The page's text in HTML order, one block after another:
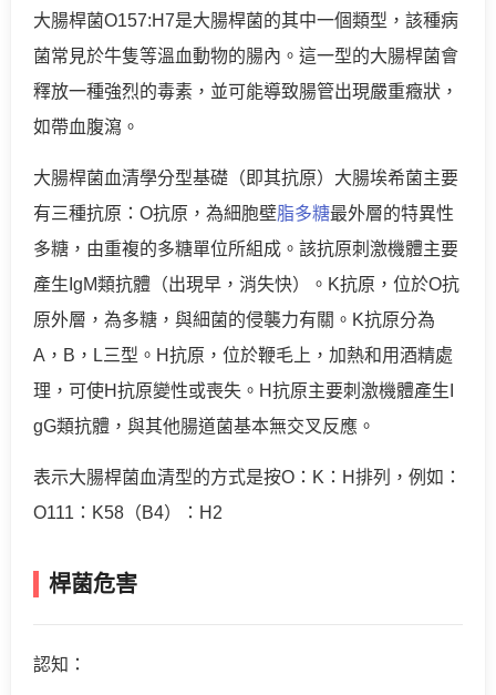
大腸桿菌O157:H7是大腸桿菌的其中一個類型，該種病
菌常見於牛隻等溫血動物的腸內。這一型的大腸桿菌會
釋放一種強烈的毒素，並可能導致腸管出現嚴重癥狀，
如帶血腹瀉。
大腸桿菌血清學分型基礎（即其抗原）大腸埃希菌主要
有三種抗原：O抗原，為細胞壁脂多糖最外層的特異性
多糖，由重複的多糖單位所組成。該抗原刺激機體主要
產生IgM類抗體（出現早，消失快）。K抗原，位於O抗
原外層，為多糖，與細菌的侵襲力有關。K抗原分為
A，B，L三型。H抗原，位於鞭毛上，加熱和用酒精處
理，可使H抗原變性或喪失。H抗原主要刺激機體產生I
gG類抗體，與其他腸道菌基本無交叉反應。
表示大腸桿菌血清型的方式是按O：K：H排列，例如：
O111：K58（B4）：H2
桿菌危害
認知：